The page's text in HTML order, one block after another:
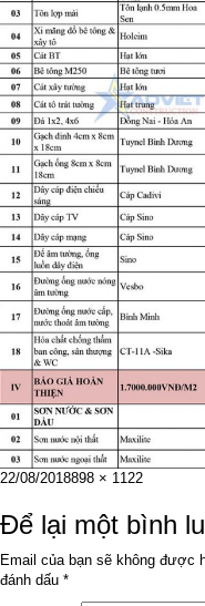
Đăng
ngày
22/08/2018Kích
đầy
đủ
898 × 1122
Để lại một bình
Email của bạn sẽ không được
đánh dấu *